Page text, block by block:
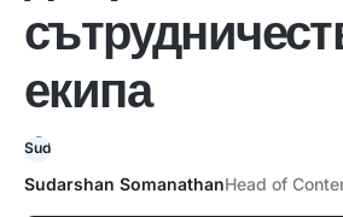
екипа
Sudarshan SomanathanHead of